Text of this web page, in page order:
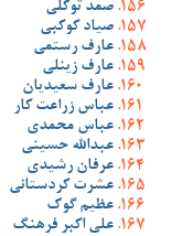
صمد توکلی
صیاد کوکبی
عارف رستمی
عارف زینلی
عارف سعیدیان
عباس زراعت کار
عباس محمدی
عبدالله حسینی
عرفان رشیدی
عشرت کردستانی
عظیم گوک
علی اکبر فرهنگ